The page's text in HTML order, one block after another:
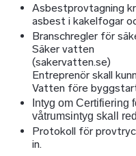
Asbestprovtagning
asbest i kakelfogar
Branschregler för
Säker vatten
(sakervatten.se)
Entreprenör skall
Vatten före
Intyg om Certifiering
våtrumsintyg skall
Protokoll för
in.